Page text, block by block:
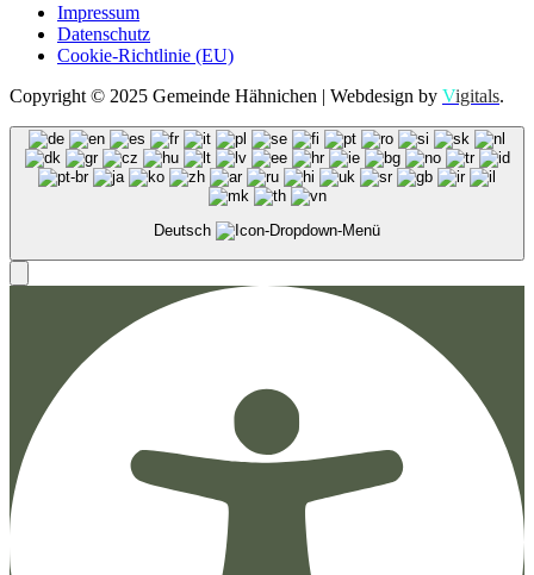
Impressum
Datenschutz
Cookie-Richtlinie (EU)
Copyright © 2025 Gemeinde Hähnichen | Webdesign by Vigitals.
Deutsch